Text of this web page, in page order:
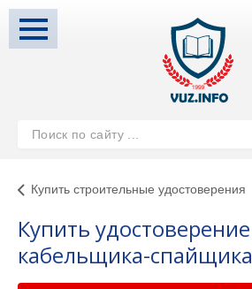
Купить строительные удостоверения
Купить удостоверение
кабельщика-спайщика